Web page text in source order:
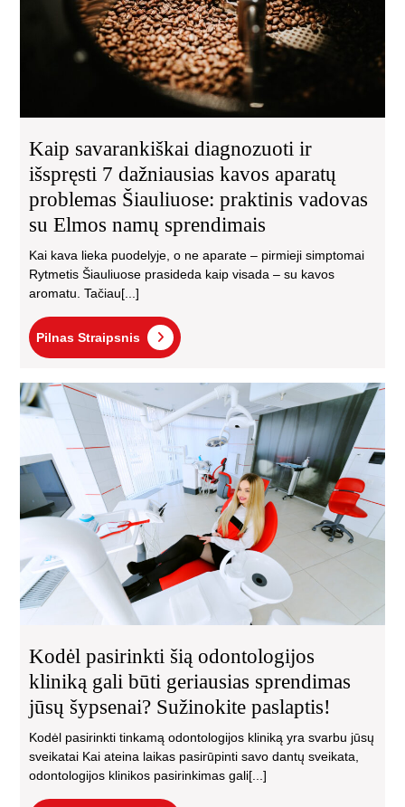
Kaip savarankiškai diagnozuoti ir
išspręsti 7 dažniausias kavos aparatų
problemas Šiauliuose: praktinis vadovas
su Elmos namų sprendimais
Kai kava lieka puodelyje, o ne aparate – pirmieji simptomai
Rytmetis Šiauliuose prasideda kaip visada – su kavos
aromatu. Tačiau[...]
Pilnas Straipsnis
Pilnas
Straipsnis
būti
Kodėl pasirinkti šią odontologijos
kliniką gali būti geriausias sprendimas
jūsų šypsenai? Sužinokite paslaptis!
Kodėl pasirinkti tinkamą odontologijos kliniką yra svarbu jūsų
sveikatai Kai ateina laikas pasirūpinti savo dantų sveikata,
odontologijos klinikos pasirinkimas gali[...]